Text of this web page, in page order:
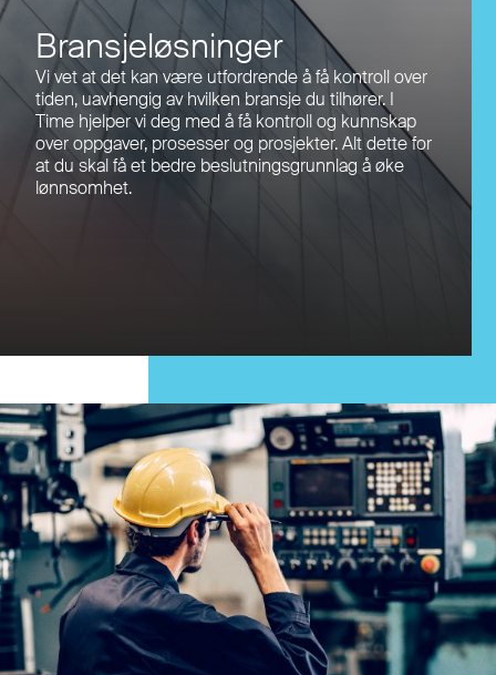
Bransjeløsninger
Vi vet at det kan være utfordrende å få kontroll over
tiden, uavhengig av hvilken bransje du tilhører. I
Time hjelper vi deg med å få kontroll og kunnskap
over oppgaver, prosesser og prosjekter. Alt dette for
at du skal få et bedre beslutningsgrunnlag å øke
lønnsomhet.